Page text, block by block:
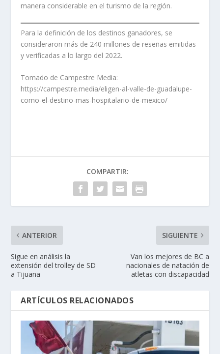
manera considerable en el turismo de la región.
Para la definición de los destinos ganadores, se
consideraron más de 240 millones de reseñas emitidas
y verificadas a lo largo del 2022.
Tomado de Campestre Media:
https://campestre.media/eligen-al-valle-de-guadalupe-
como-el-destino-mas-hospitalario-de-mexico/
COMPARTIR:
ANTERIOR
Sigue en análisis la
extensión del trolley de SD
a Tijuana
SIGUIENTE
Van los mejores de BC a
nacionales de natación de
atletas con discapacidad
ARTÍCULOS RELACIONADOS